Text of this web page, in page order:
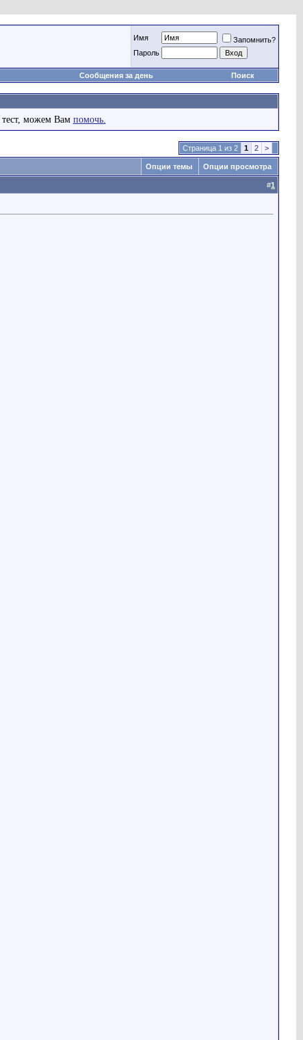
Имя
Запомнить?
Пароль
Сообщения за день Поиск
можем Вам помочь.
Страница 1 из 2 1 2 >
Опции темы Опции просмотра
#1